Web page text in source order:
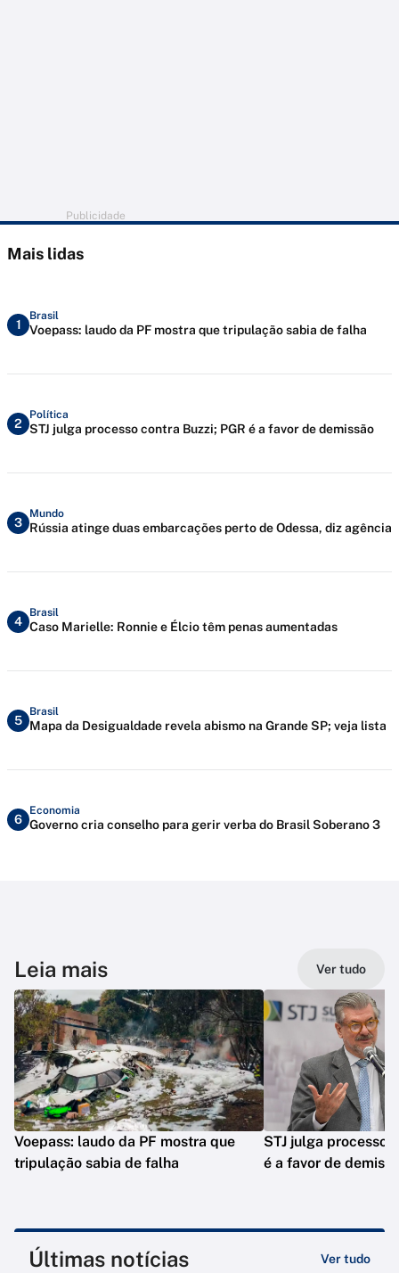
Publicidade
Mais lidas
1
Brasil
Voepass: laudo da PF mostra que tripulação sabia de falha
2
Política
STJ julga processo contra Buzzi; PGR é a favor de demissão
3
Mundo
Rússia atinge duas embarcações perto de Odessa, diz agência
4
Brasil
Caso Marielle: Ronnie e Élcio têm penas aumentadas
5
Brasil
Mapa da Desigualdade revela abismo na Grande SP; veja lista
6
Economia
Governo cria conselho para gerir verba do Brasil Soberano 3
Leia mais Ver tudo
Voepass: laudo da PF mostra que
tripulação sabia de falha
STJ julga processo
é a favor de
Últimas notícias Ver tudo